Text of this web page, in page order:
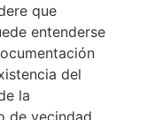
que
entenderse
del
la
de vecindad,